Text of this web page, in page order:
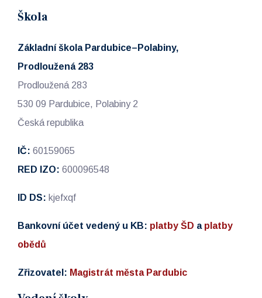
Škola
Základní škola Pardubice–Polabiny,
Prodloužená 283
Prodloužená 283
530 09 Pardubice, Polabiny 2
Česká republika
IČ: 60159065
RED IZO: 600096548
ID DS: kjefxqf
Bankovní účet vedený u KB: platby ŠD a platby
obědů
Zřizovatel: Magistrát města Pardubic